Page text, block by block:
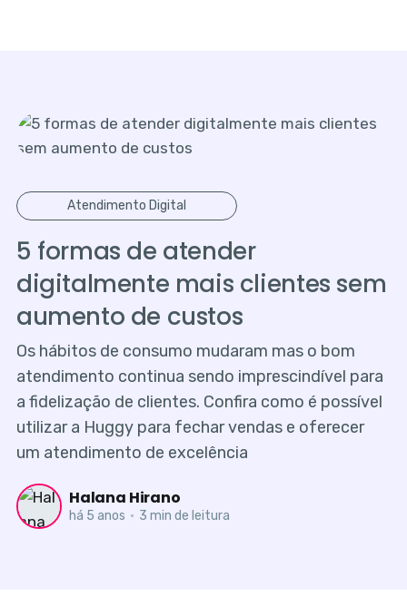
Atendimento Digital
5 formas de atender
digitalmente mais clientes sem
aumento de custos
Os hábitos de consumo mudaram mas o bom
atendimento continua sendo imprescindível para
a fidelização de clientes. Confira como é possível
utilizar a Huggy para fechar vendas e oferecer
um atendimento de excelência
Halana Hirano
há 5 anos • 3 min de leitura